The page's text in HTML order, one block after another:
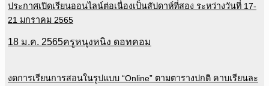
ประกาศเปิดเรียนออนไลน์ต่อเนื่องเป็นสัปดาห์ที่สอง ระหว่างวันที่ 17-
21 มกราคม 2565
18 ม.ค. 2565ครูหนุงหนิง ดอทคอม
งดการเรียนการสอนในรูปแบบ “Online” ตามตารางปกติ คาบเรียนละ